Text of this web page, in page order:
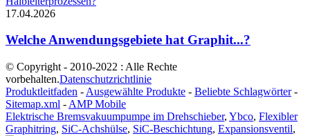
17.04.2026
Welche Anwendungsgebiete hat Graphit...?
© Copyright - 2010-2022 : Alle Rechte
vorbehalten.Datenschutzrichtlinie
Produktleitfaden - Ausgewählte Produkte - Beliebte Schlagwörter-
Sitemap.xml - AMP Mobile
Elektrische Bremsvakuumpumpe im Drehschieber, Ybco, Flexibler
Graphitring, SiC-Achshülse, SiC-Beschichtung, Expansionsventil,